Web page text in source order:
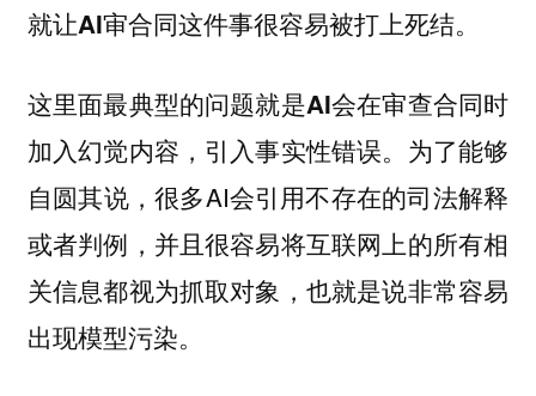
就让AI审合同这件事很容易被打上死结。
这里面最典型的问题就是AI会在审查合同时
加入幻觉内容，引入事实性错误。 为了能够
自圆其说，很多AI会引用不存在的司法解释
或者判例，并且很容易将互联网上的所有相
关信息都视为抓取对象，也就是说非常容易
出现模型污染。